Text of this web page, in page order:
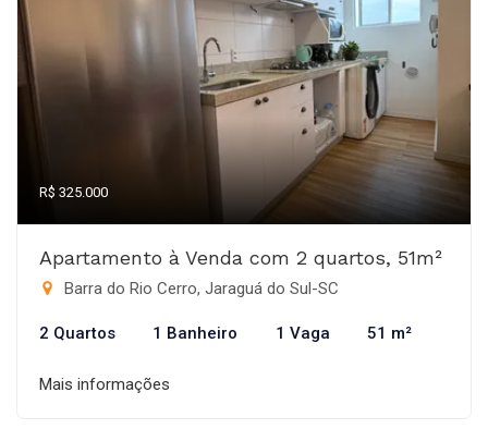
R$ 325.000
Apartamento à Venda com 2 quartos, 51m²
Barra do Rio Cerro, Jaraguá do Sul-SC
2 Quartos 1 Banheiro 1 Vaga 51 m²
Mais informações